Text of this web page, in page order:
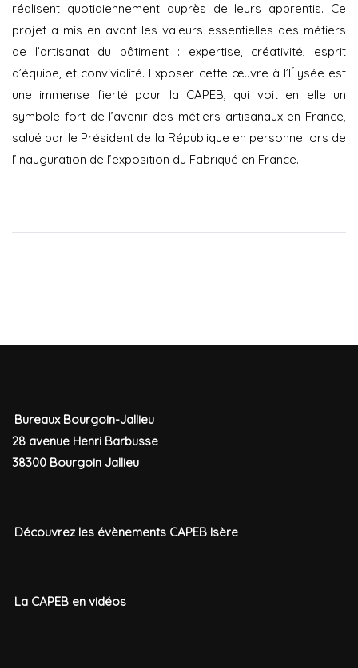
réalisent quotidiennement auprès de leurs apprentis. Ce
projet a mis en avant les valeurs essentielles des métiers
de l’artisanat du bâtiment : expertise, créativité, esprit
d’équipe, et convivialité. Exposer cette œuvre à l’Élysée est
une immense fierté pour la CAPEB, qui voit en elle un
symbole fort de l’avenir des métiers artisanaux en France,
salué par le Président de la République en personne lors de
l’inauguration de l’exposition du Fabriqué en France.
Bureaux Bourgoin-Jallieu
28 avenue Henri Barbusse
38300 Bourgoin Jallieu
Découvrez les évènements CAPEB Isère
La CAPEB en vidéos